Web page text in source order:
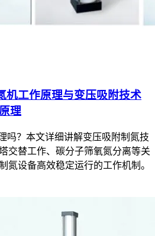
机工作原理与变压吸附技术
理
吗？本文详细讲解变压吸附制氮技
交替工作、碳分子筛氧氮分离等关
氮设备高效稳定运行的工作机制。